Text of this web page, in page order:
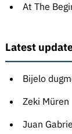
At The
Latest
Bijelo
Zeki Müren
Juan